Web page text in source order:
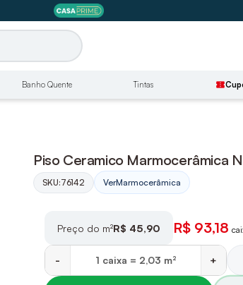
Banho Quente Tintas confirmation_number
Piso Ceramico Marmocerâmica
SKU:76142 VerMarmocerâmica
R$ 93,18
Preço do m²R$ 45,90
- +